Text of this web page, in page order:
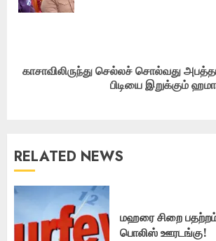
Next
காசாவிலிருந்து செல்லச் சொல்வது
பிடியை இறுக்கும்
RELATED NEWS
மஹரை சிறை
பொலிஸ் ஊரடங்கு!